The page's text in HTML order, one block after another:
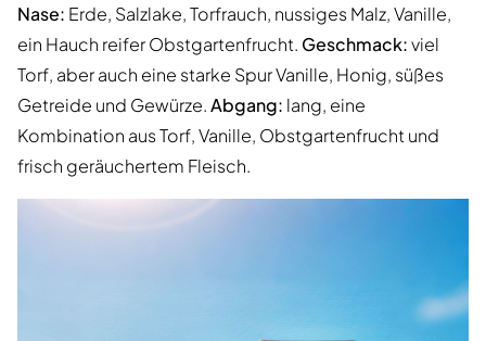
Nase: Erde, Salzlake, Torfrauch, nussiges Malz, Vanille,
ein Hauch reifer Obstgartenfrucht. Geschmack:viel
Torf, aber auch eine starke Spur Vanille, Honig, süßes
Getreide und Gewürze.Abgang: lang, eine
Kombination aus Torf, Vanille, Obstgartenfrucht und
frisch geräuchertem Fleisch.